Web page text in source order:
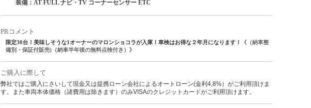
装備：AT FULL ナビ・TV コーナーセンサー ETC
PRコメント
限定30台！美味しそうな1オーナーのマロンショコラが入庫！車検はお得な２年月になります！
《（納車整
備別・保証付販売)（納車半年後の無料点検付き） 》
ご購入に際して
弊社ではご購入にさいして現金又は提携ローン会社によるオートローン(金利4,8%）がご利用頂けま
す。また車両本体価格（諸費用は除きます）のみVISAのクレジットカードがご利用頂けます。